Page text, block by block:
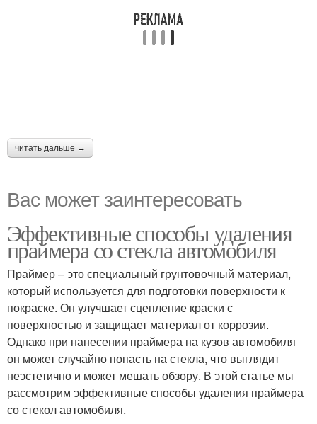
читать дальше →
Вас может заинтересовать
Эффективные способы удаления
праймера со стекла автомобиля
Праймер – это специальный грунтовочный материал,
который используется для подготовки поверхности к
покраске. Он улучшает сцепление краски с
поверхностью и защищает материал от коррозии.
Однако при нанесении праймера на кузов автомобиля
он может случайно попасть на стекла, что выглядит
неэстетично и может мешать обзору. В этой статье мы
рассмотрим эффективные способы удаления праймера
со стекол автомобиля.